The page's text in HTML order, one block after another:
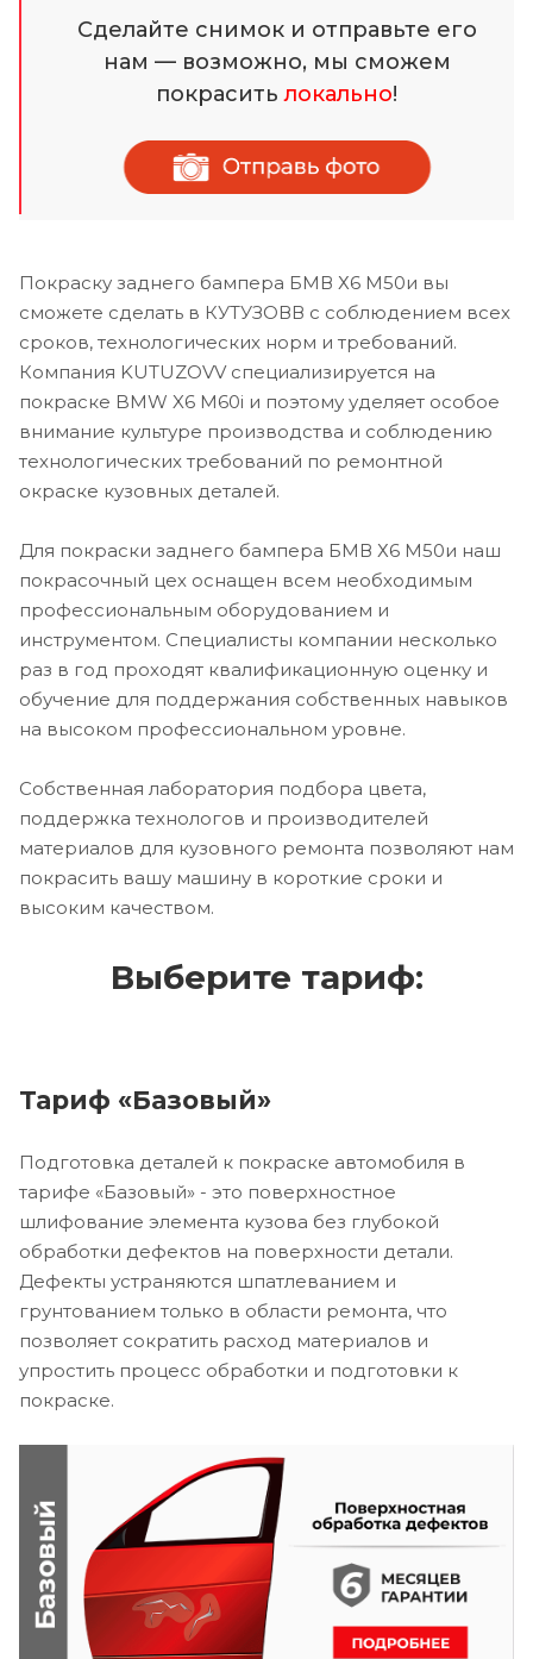
Сделайте снимок и отправьте его
нам — возможно, мы сможем
покраситьлокально!
Покраску заднего бампера БМВ Х6 М50и вы
сможете сделать в КУТУЗОВВ с соблюдением всех
сроков, технологических норм и требований.
Компания KUTUZOVV специализируется на
покраске BMW X6 M60i и поэтому уделяет особое
внимание культуре производства и соблюдению
технологических требований по ремонтной
окраске кузовных деталей.
Для покраски заднего бампера БМВ Х6 М50и наш
покрасочный цех оснащен всем необходимым
профессиональным оборудованием и
инструментом. Специалисты компании несколько
раз в год проходят квалификационную оценку и
обучение для поддержания собственных навыков
на высоком профессиональном уровне.
Собственная лаборатория подбора цвета,
поддержка технологов и производителей
материалов для кузовного ремонта позволяют нам
покрасить вашу машину в короткие сроки и
высоким качеством.
Выберите тариф:
Тариф «Базовый»
Подготовка деталей к покраске автомобиля в
тарифе «Базовый» - это поверхностное
шлифование элемента кузова без глубокой
обработки дефектов на поверхности детали.
Дефекты устраняются шпатлеванием и
грунтованием только в области ремонта, что
позволяет сократить расход материалов и
упростить процесс обработки и подготовки к
покраске.